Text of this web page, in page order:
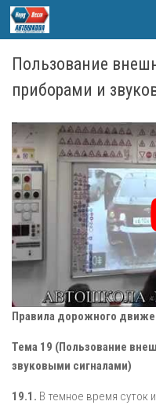
Skip to content
Пользование
приборами и
Правила дорожного
Тема 19 (Пользование
звуковыми сигналами)
19.1. В темное время суток